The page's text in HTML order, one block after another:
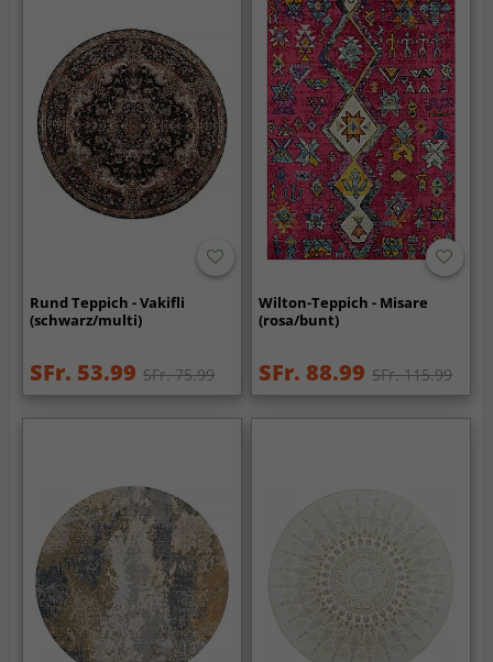
Rund Teppich - Vakifli
(schwarz/multi)
SFr. 53.99 SFr. 75.99
Wilton-Teppich - Misare
(rosa/bunt)
SFr. 88.99 SFr. 115.99